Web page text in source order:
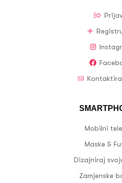
Mobilni
Maske &
Dizajniraj
Zamjenske